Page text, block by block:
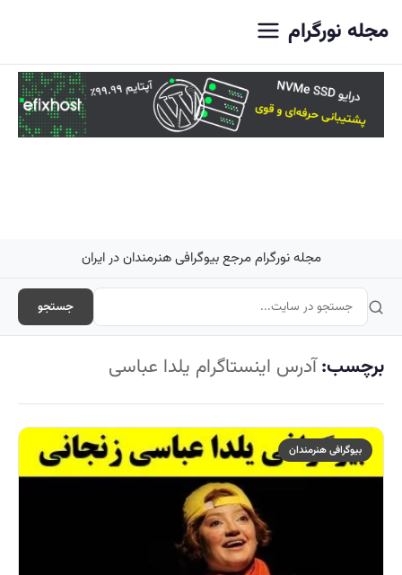
مجله نورگرام
مجله نورگرام مرجع بیوگرافی هنرمندان در ایران
جستجو
برچسب:آدرس اینستاگرام یلدا عباسی
بیوگرافی هنرمندان